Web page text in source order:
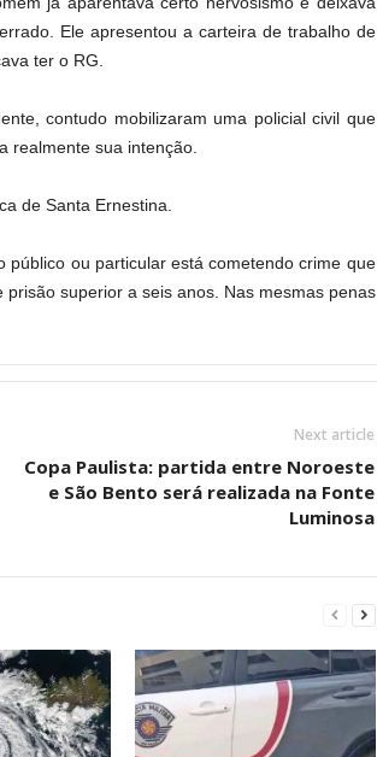
Ele apresentou a carteira de trabalho de
ter o RG.
contudo mobilizaram uma policial civil que
realmente sua intenção.
de Santa Ernestina.
público ou particular está cometendo crime que
superior a seis anos. Nas mesmas penas
Next article
Copa Paulista: partida entre Noroeste
e São Bento será realizada na Fonte
Luminosa